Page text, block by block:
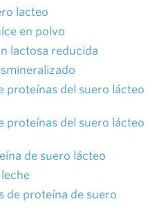
lacteo
en polvo
lactosa reducida
proteínas del suero lácteo
proteínas del suero lácteo
de suero lácteo
de proteína de suero